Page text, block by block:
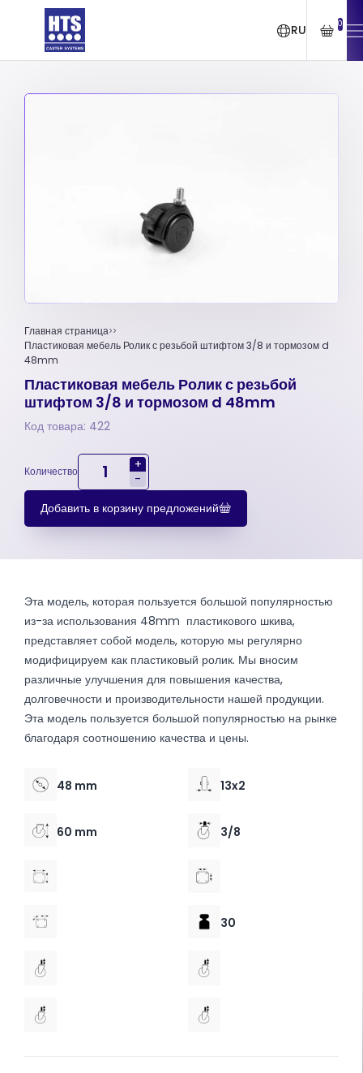
RU 0
Главная страница
Пластиковая мебель Ролик с резьбой штифтом 3/8 и тормозом d
48mm
Пластиковая мебель Ролик с резьбой
штифтом 3/8 и тормозом d 48mm
Код товара: 422
Количество
+
-
Добавить в корзину предложений
Эта модель, которая пользуется большой популярностью
из-за использования 48mm пластикового шкива,
представляет собой модель, которую мы регулярно
модифицируем как пластиковый ролик. Мы вносим
различные улучшения для повышения качества,
долговечности и производительности нашей продукции.
Эта модель пользуется большой популярностью на рынке
благодаря соотношению качества и цены.
48 mm 13x2
60 mm 3/8
30